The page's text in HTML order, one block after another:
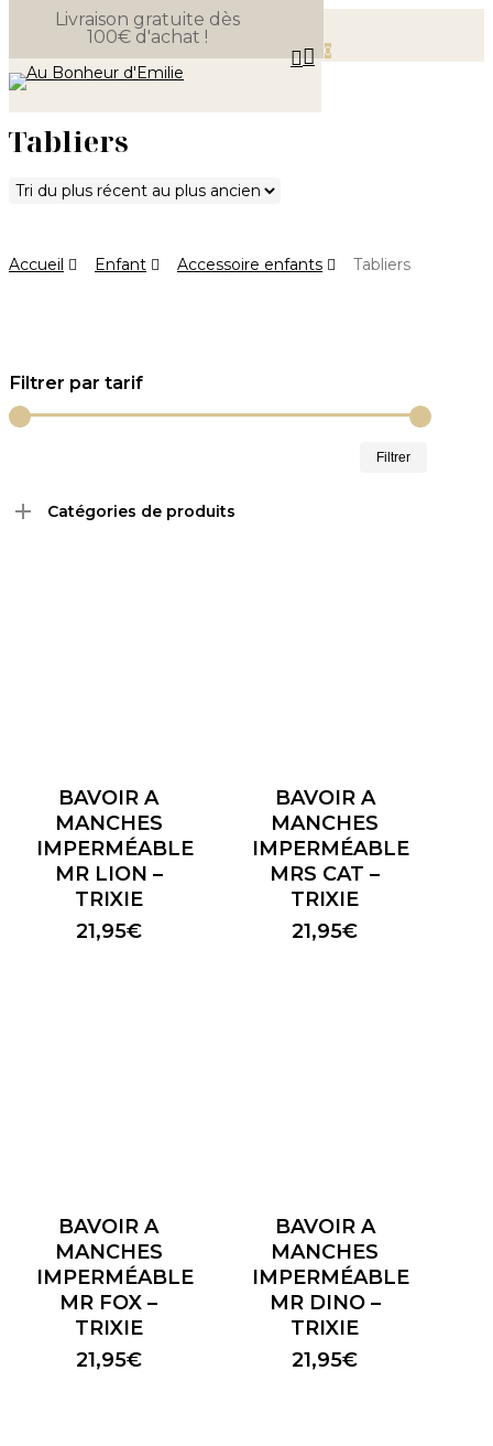
main
content
Livraison gratuite dès
100€ d'achat !
search
0
Cart
Tabliers
Accueil Enfant Accessoire enfants Tabliers
Filtrer par tarif
Filtrer
Catégories de produits
BAVOIR A
MANCHES
IMPERMÉABLE
MR LION –
TRIXIE
21,95€
BAVOIR A
MANCHES
IMPERMÉABLE
MRS CAT –
TRIXIE
21,95€
BAVOIR A
MANCHES
IMPERMÉABLE
MR FOX –
TRIXIE
21,95€
BAVOIR A
MANCHES
IMPERMÉABLE
MR DINO –
TRIXIE
21,95€